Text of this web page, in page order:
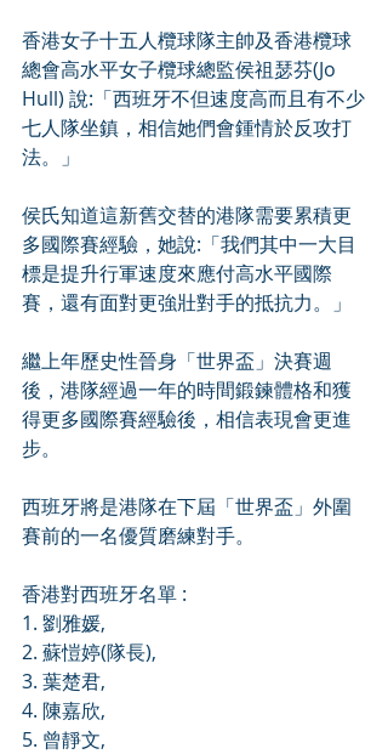
香港女子十五人欖球隊主帥及香港欖球
總會高水平女子欖球總監侯祖瑟芬(Jo
Hull) 說:「西班牙不但速度高而且有不少
七人隊坐鎮，相信她們會鍾情於反攻打
法。」
侯氏知道這新舊交替的港隊需要累積更
多國際賽經驗，她說:「我們其中一大目
標是提升行軍速度來應付高水平國際
賽，還有面對更強壯對手的抵抗力。」
繼上年歷史性晉身「世界盃」決賽週
後，港隊經過一年的時間鍛鍊體格和獲
得更多國際賽經驗後，相信表現會更進
步。
西班牙將是港隊在下屆「世界盃」外圍
賽前的一名優質磨練對手。
香港對西班牙名單 :
1. 劉雅媛,
2. 蘇愷婷(隊長),
3. 葉楚君,
4. 陳嘉欣,
5. 曾靜文,